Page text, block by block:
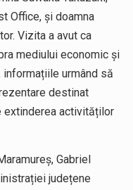
Office, și doamna
Vizita a avut ca
mediului economic și
urmând să
destinat
extinderea activităților
Gabriel
județene